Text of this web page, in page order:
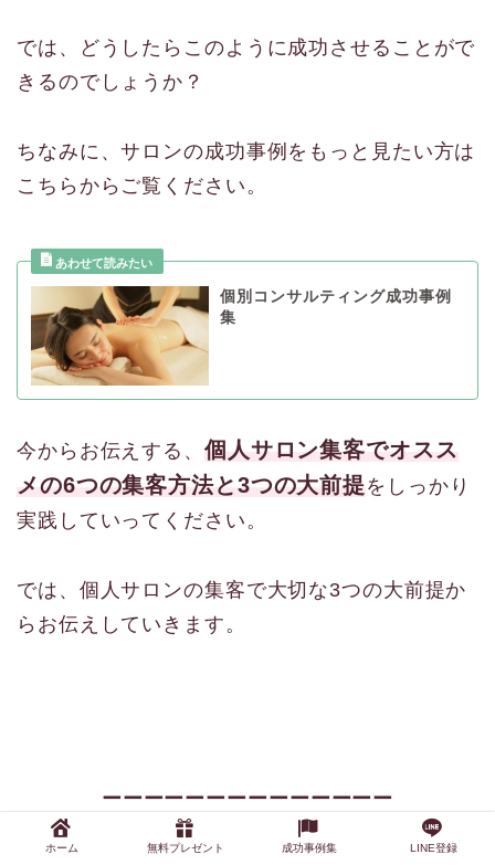
では、どうしたらこのように成功させることがで
きるのでしょうか？
ちなみに、サロンの成功事例をもっと見たい方は
こちらからご覧ください。
個別コンサルティング成功事例
集
今からお伝えする、 個人サロン集客でオスス
メの6つの集客方法と3つの大前提をしっかり
実践していってください。
では、個人サロンの集客で大切な3つの大前提か
らお伝えしていきます。
ーーーーーーーーーーーーーー
2026年最新サロン集客
動画(約1時間)
ホーム 無料プレゼント 成功事例集 LINE登録